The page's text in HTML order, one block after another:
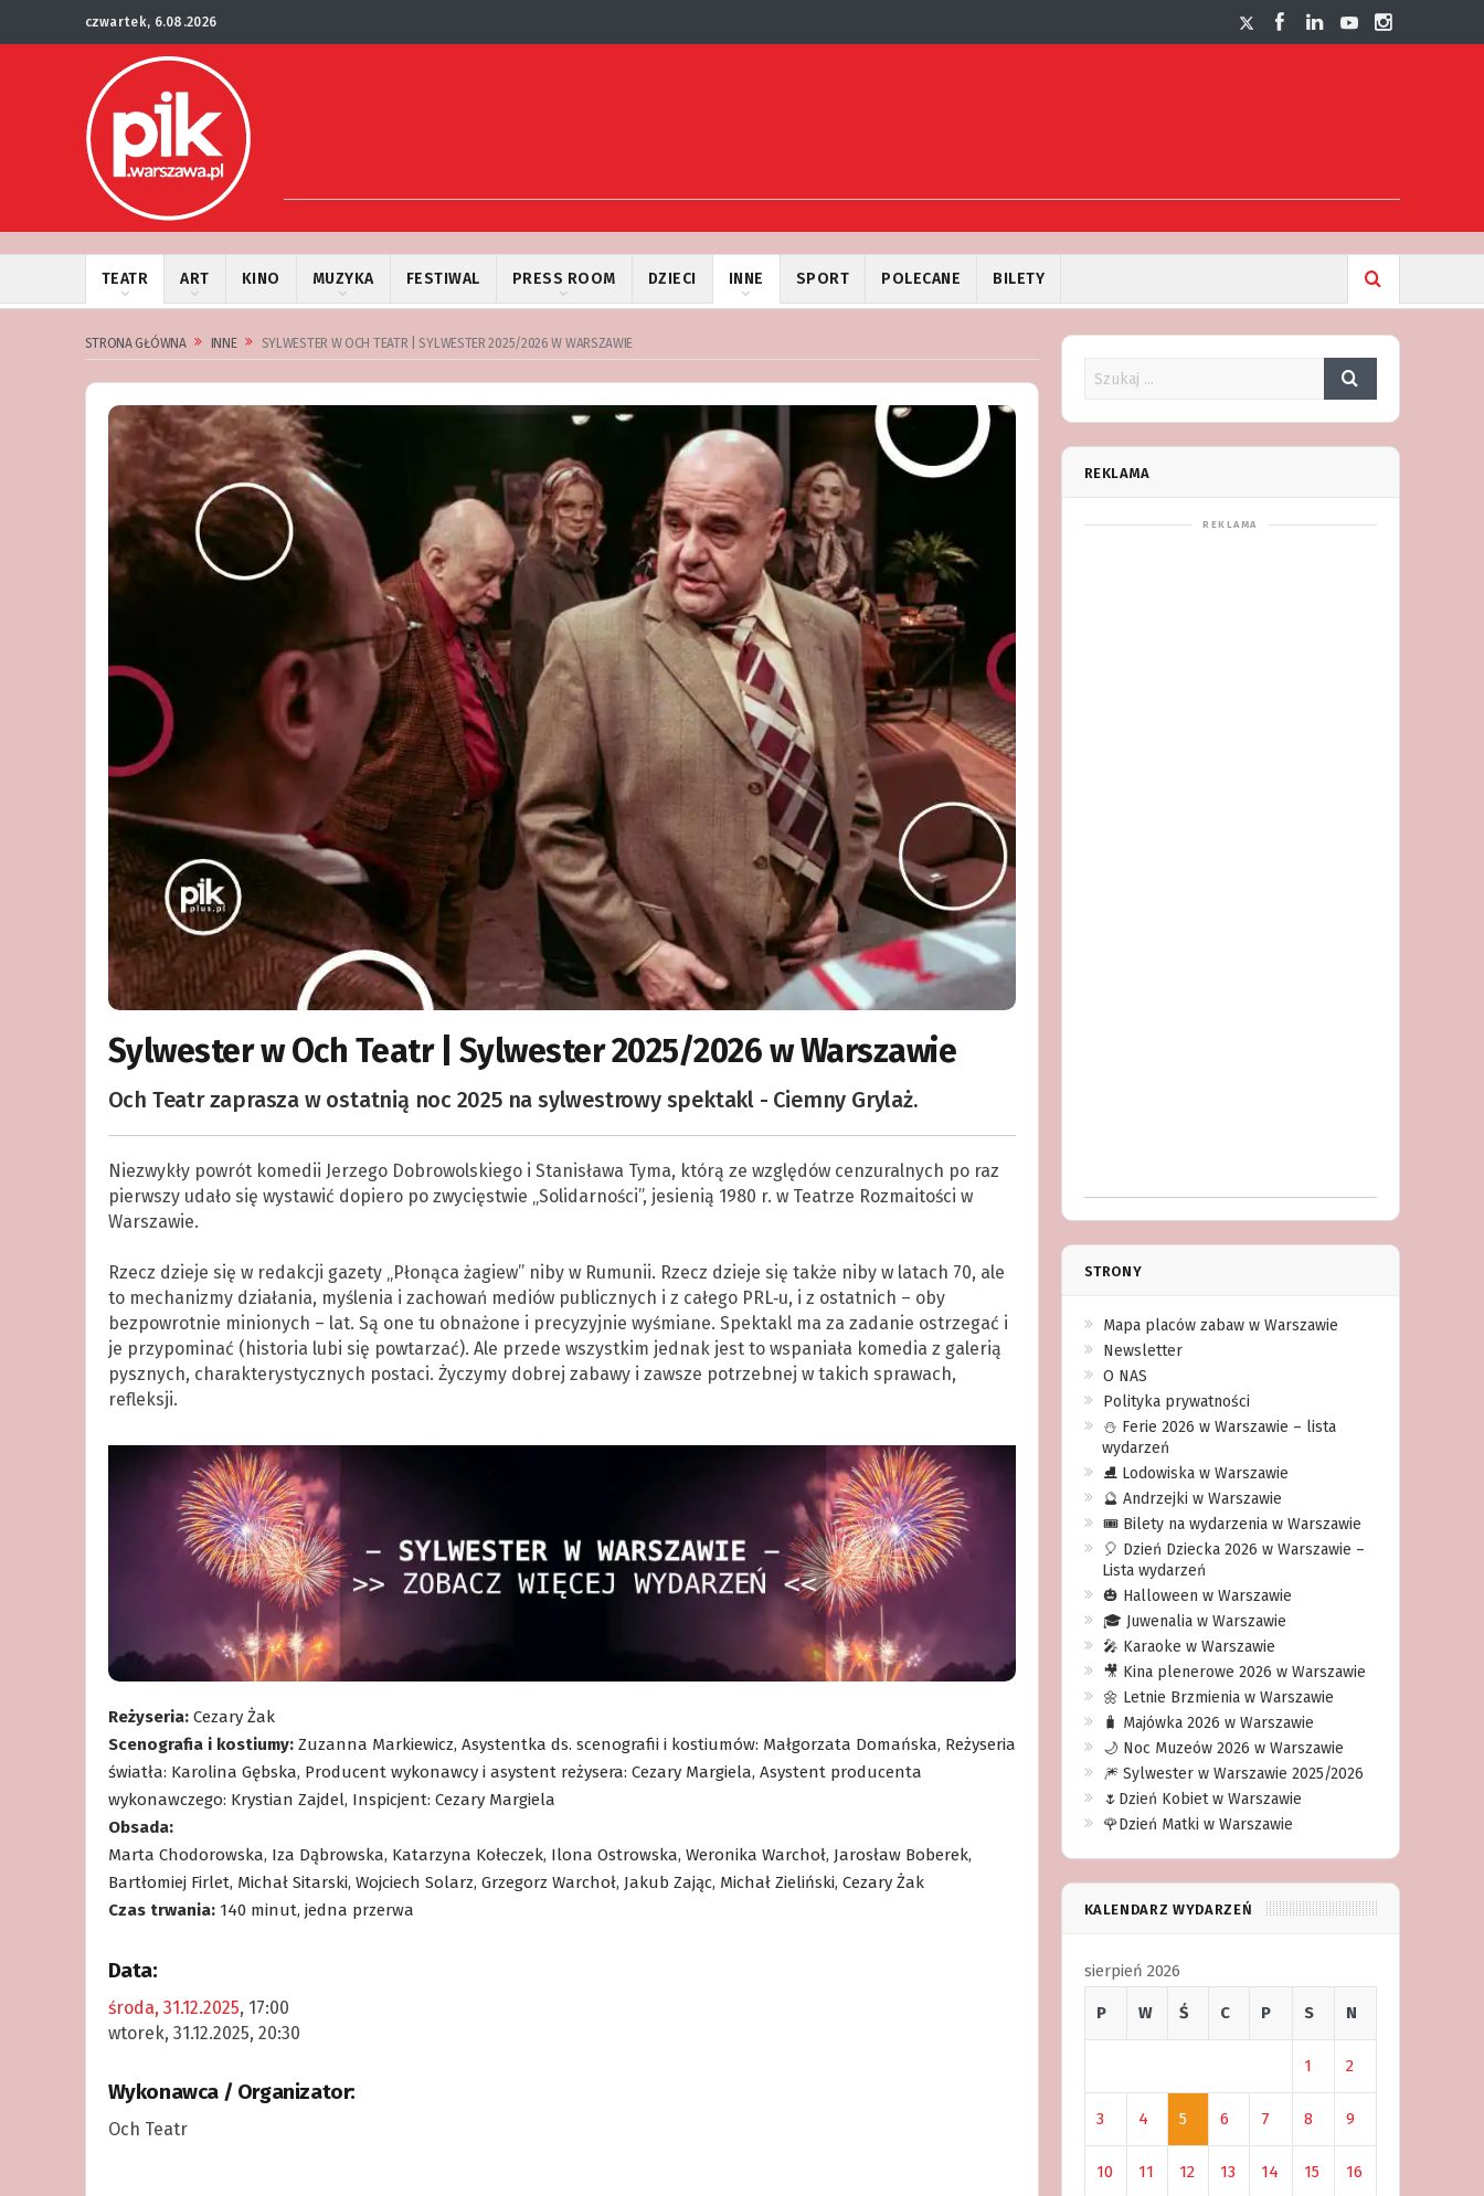
czwartek, 6.08.2026
TEATR ART KINO MUZYKA FESTIWAL PRESS ROOM DZIECI INNE SPORT POLECANE BILETY
STRONA GŁÓWNA INNE SYLWESTER W OCH TEATR | SYLWESTER 2025/2026 W WARSZAWIE
Sylwester w Och Teatr | Sylwester 2025/2026 w Warszawie
Och Teatr zaprasza w ostatnią noc 2025 na sylwestrowy spektakl - Ciemny Grylaż.
Niezwykły powrót komedii Jerzego Dobrowolskiego i Stanisława Tyma, którą ze względów cenzuralnych po raz
pierwszy udało się wystawić dopiero po zwycięstwie „Solidarności”, jesienią 1980 r. w Teatrze Rozmaitości w
Warszawie.
Rzecz dzieje się w redakcji gazety „Płonąca żagiew” niby w Rumunii. Rzecz dzieje się także niby w latach 70, ale
to mechanizmy działania, myślenia i zachowań mediów publicznych i z całego PRL‐u, i z ostatnich – oby
bezpowrotnie minionych – lat. Są one tu obnażone i precyzyjnie wyśmiane. Spektakl ma za zadanie ostrzegać i
je przypominać (historia lubi się powtarzać). Ale przede wszystkim jednak jest to wspaniała komedia z galerią
pysznych, charakterystycznych postaci. Życzymy dobrej zabawy i zawsze potrzebnej w takich sprawach,
refleksji.
Reżyseria:Cezary Żak
Scenografia i kostiumy:Zuzanna Markiewicz, Asystentka ds. scenografii i kostiumów: Małgorzata Domańska, Reżyseria
światła: Karolina Gębska, Producent wykonawcy i asystent reżysera: Cezary Margiela, Asystent producenta
wykonawczego: Krystian Zajdel, Inspicjent: Cezary Margiela
Obsada:
Marta Chodorowska, Iza Dąbrowska, Katarzyna Kołeczek, Ilona Ostrowska, Weronika Warchoł, Jarosław Boberek,
Bartłomiej Firlet, Michał Sitarski, Wojciech Solarz, Grzegorz Warchoł, Jakub Zając, Michał Zieliński, Cezary Żak
Czas trwania:140 minut, jedna przerwa
Data:
środa, 31.12.2025, 17:00
wtorek, 31.12.2025, 20:30
Wykonawca / Organizator:
Och Teatr
REKLAMA
STRONY
Mapa placów zabaw w Warszawie
Newsletter
O NAS
Polityka prywatności
⛄️ Ferie 2026 w Warszawie – lista
wydarzeń
⛸ Lodowiska w Warszawie
🔮 Andrzejki w Warszawie
🎟️ Bilety na wydarzenia w Warszawie
🎈 Dzień Dziecka 2026 w Warszawie –
Lista wydarzeń
🎃 Halloween w Warszawie
🎓 Juwenalia w Warszawie
🎤 Karaoke w Warszawie
🎥 Kina plenerowe 2026 w Warszawie
🌼 Letnie Brzmienia w Warszawie
🧳 Majówka 2026 w Warszawie
🌙 Noc Muzeów 2026 w Warszawie
🎆 Sylwester w Warszawie 2025/2026
🌷Dzień Kobiet w Warszawie
🌹Dzień Matki w Warszawie
KALENDARZ WYDARZEŃ
sierpień 2026
P W Ś C P S N
1 2
3 4 5 6 7 8 9
10 11 12 13 14 15 16